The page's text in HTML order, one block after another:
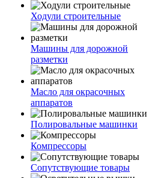
Ходули строительные
Машины для дорожной
разметки
Масло для окрасочных
аппаратов
Полировальные машинки
Компрессоры
Сопутствующие товары